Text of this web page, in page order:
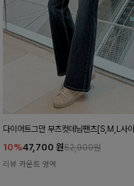
다이어트그만 부츠컷데님팬츠[S,M,L사
10%47,700 원52,900원
리뷰 카운트 영역